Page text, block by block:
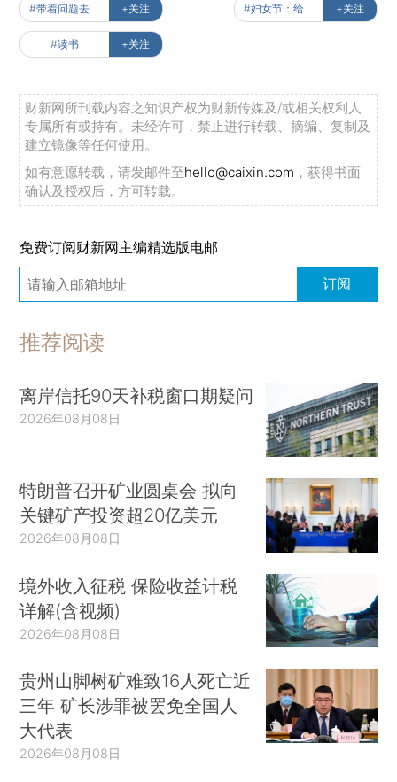
+关注 #妇女节：给未来女性的声音 +关注
#读书 +关注
财新网所刊载内容之知识产权为财新传媒及/或相关权利人
专属所有或持有。未经许可，禁止进行转载、摘编、复制及
建立镜像等任何使用。
如有意愿转载，请发邮件至hello@caixin.com ，获得书面
确认及授权后，方可转载。
免费订阅财新网主编精选版电邮
订阅
推荐阅读
离岸信托90天补税窗口期疑问
2026年08月08日
特朗普召开矿业圆桌会 拟向
关键矿产投资超20亿美元
2026年08月08日
境外收入征税 保险收益计税
详解(含视频)
2026年08月08日
贵州山脚树矿难致16人死亡近
三年 矿长涉罪被罢免全国人
大代表
2026年08月08日